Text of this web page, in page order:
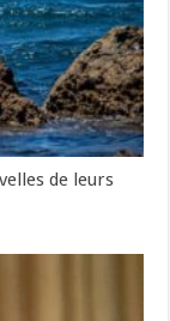
de leurs